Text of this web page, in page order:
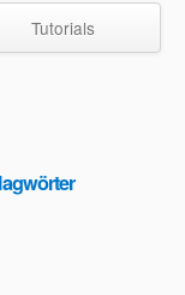
Tutorials